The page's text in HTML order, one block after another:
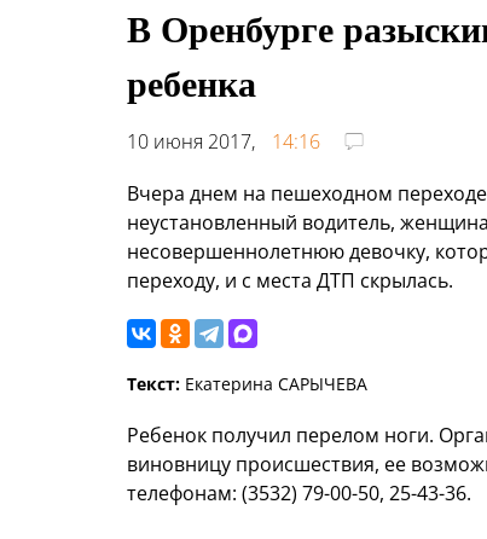
В Оренбурге
ребенка
10 июня 2017,
14:16
Вчера днем на пешеходном
неустановленный водитель,
несовершеннолетнюю девочку,
переходу, и с места ДТП скрылась.
Текст: Екатерина САРЫЧЕВА
Ребенок получил перелом ноги.
виновницу происшествия, ее
телефонам: (3532) 79-00-50, 25-43-36.